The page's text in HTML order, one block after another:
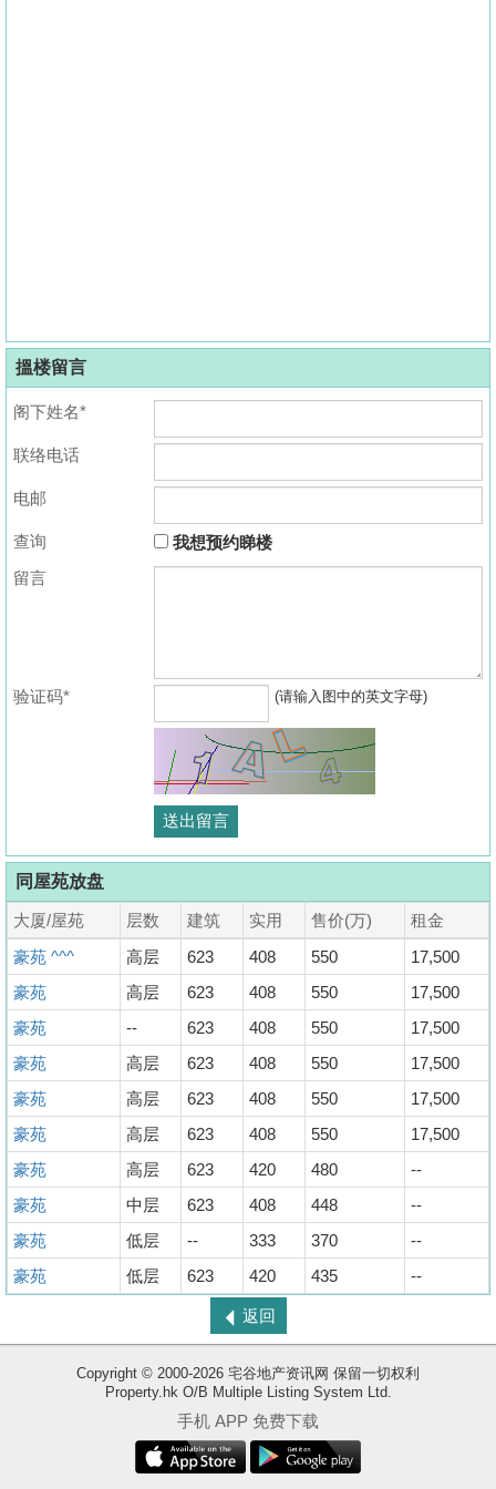
搵楼留言
阁下姓名*
联络电话
电邮
查询
我想预约睇楼
留言
验证码* (请输入图中的英文字母)
同屋苑放盘
大厦/屋苑 层数 建筑 实用 售价(万)
租金
豪苑 ^^^
高层 623 408 550
17,500
豪苑
高层 623 408 550
17,500
豪苑
-- 623 408 550
17,500
豪苑
高层 623 408 550
17,500
豪苑
高层 623 408 550
17,500
豪苑
高层 623 408 550
17,500
豪苑
高层 623 420 480
--
豪苑
中层 623 408 448
--
豪苑
低层 -- 333 370
--
豪苑
低层 623 420 435 --
返回
Copyright © 2000-2026 宅谷地产资讯网 保留一切权利
Property.hk O/B Multiple Listing System Ltd.
手机 APP 免费下载